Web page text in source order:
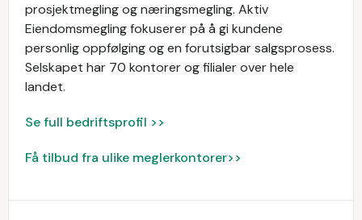
prosjektmegling og næringsmegling. Aktiv
Eiendomsmegling fokuserer på å gi kundene
personlig oppfølging og en forutsigbar salgsprosess.
Selskapet har 70 kontorer og filialer over hele
landet.
Se full bedriftsprofil >>
Få tilbud fra ulike meglerkontorer>>